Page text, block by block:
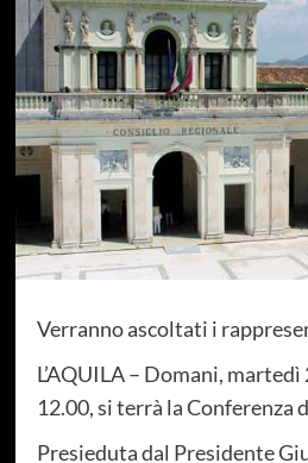
Verranno ascoltati i
L’AQUILA – Domani,
12.00, si terrà la Conferenza
Presieduta dal Presidente